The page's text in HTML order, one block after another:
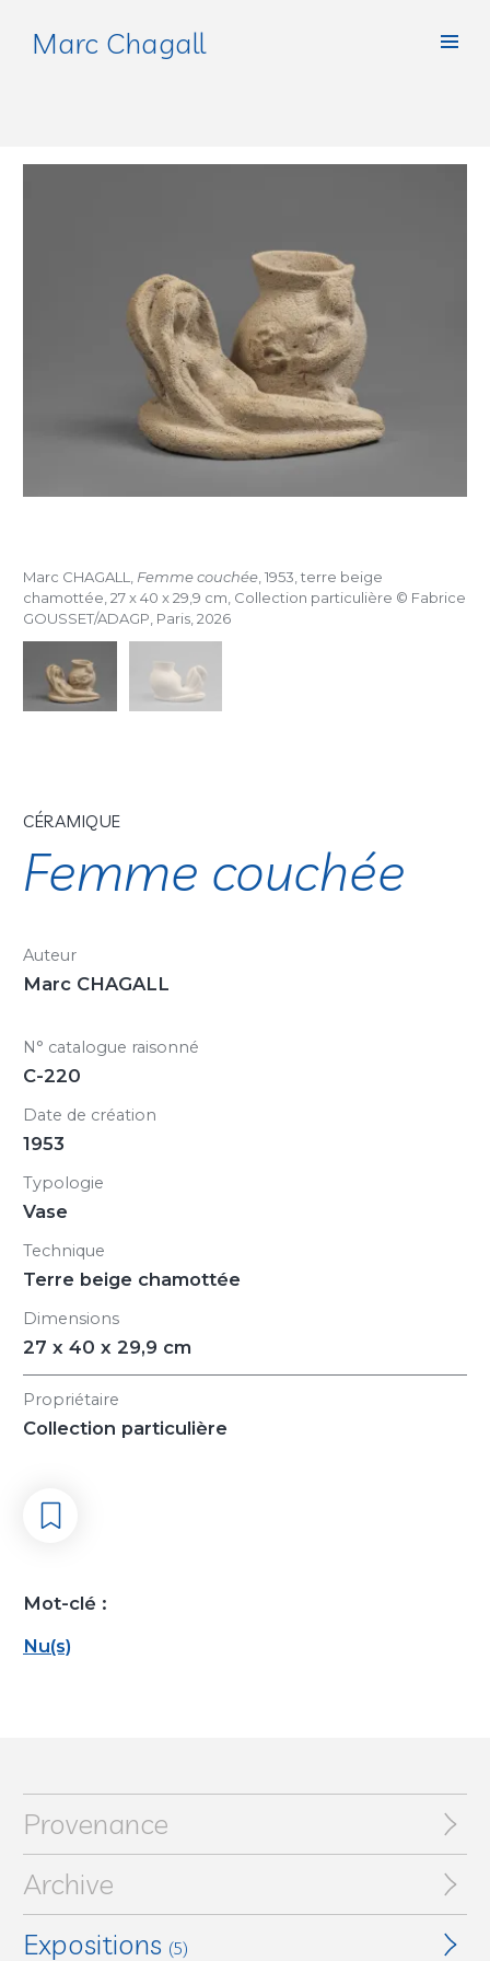
Marc Chagall
CÉRAMIQUE
Femme couchée
Auteur
Marc CHAGALL
N° catalogue raisonné
C-220
Date de création
1953
Typologie
Vase
Technique
Terre beige chamottée
Dimensions
27 x 40 x 29,9 cm
Propriétaire
Collection particulière
Mot-clé :
Nu(s)
Marc CHAGALL, Femme couchée , 1953, terre beige
chamottée, 27 x 40 x 29,9 cm, Collection particulière © Fabrice
GOUSSET/ADAGP, Paris, 2026
Provenance
Archive
Expositions (5)